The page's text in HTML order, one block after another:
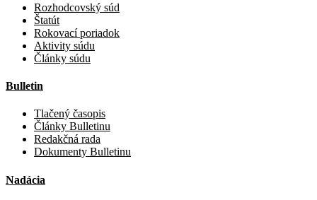
Rozhodcovský súd
Štatút
Rokovací poriadok
Aktivity súdu
Články súdu
Bulletin
Tlačený časopis
Články Bulletinu
Redakčná rada
Dokumenty Bulletinu
Nadácia